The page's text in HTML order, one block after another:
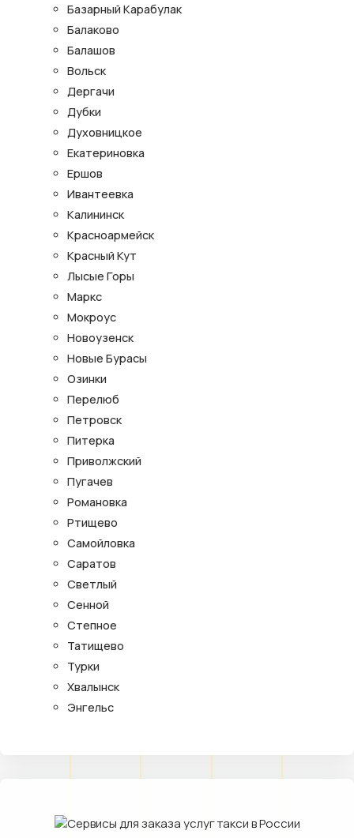
Базарный Карабулак
Балаково
Балашов
Вольск
Дергачи
Дубки
Духовницкое
Екатериновка
Ершов
Ивантеевка
Калининск
Красноармейск
Красный Кут
Лысые Горы
Маркс
Мокроус
Новоузенск
Новые Бурасы
Озинки
Перелюб
Петровск
Питерка
Приволжский
Пугачев
Романовка
Ртищево
Самойловка
Саратов
Светлый
Сенной
Степное
Татищево
Турки
Хвалынск
Энгельс